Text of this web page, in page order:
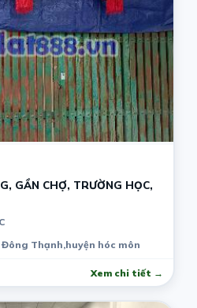
GẦN CHỢ, TRƯỜNG HỌC,
Đông Thạnh,huyện hóc môn
Xem chi tiết →